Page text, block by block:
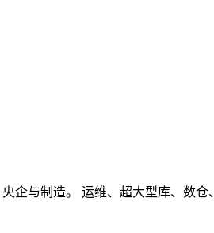
企与制造。 运维、超大型库、数仓